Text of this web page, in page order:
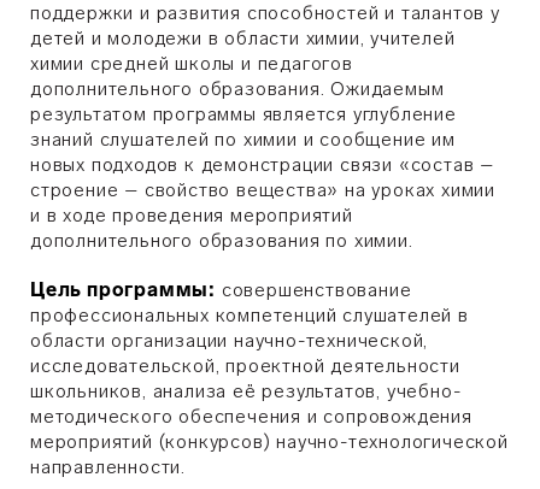
поддержки и развития способностей и талантов у
детей и молодежи в области химии,учителей
химии средней школы и педагогов
дополнительного образования. Ожидаемым
результатом программы является углубление
знаний слушателей по химии и сообщение им
новых подходов к демонстрации связи «состав –
строение – свойство вещества» на уроках химии
и в ходе проведения мероприятий
дополнительного образования по химии.
Цель программы: совершенствование
профессиональных компетенций слушателей в
области организации научно-технической,
исследовательской, проектной деятельности
школьников, анализа её результатов, учебно-
методического обеспечения и сопровождения
мероприятий (конкурсов) научно-технологической
направленности.